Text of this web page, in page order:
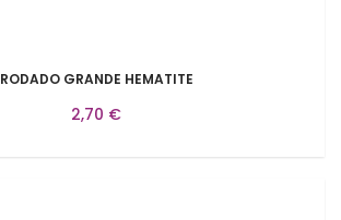
RODADO GRANDE HEMATITE
2,70 €